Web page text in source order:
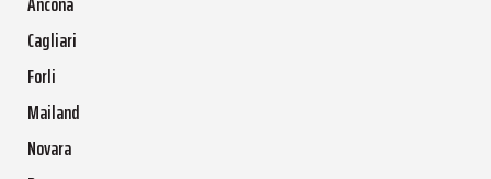
Cagliari
Forli
Mailand
Novara